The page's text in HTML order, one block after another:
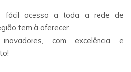
fácil acesso a toda a rede de
tem à oferecer.
inovadores, com excelência e